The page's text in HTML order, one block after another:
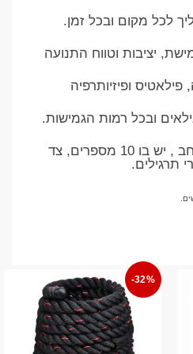
לכל מקום ובכל זמן.
יציבות וטווח התנועה
ופיזיותרפיה
ובכל רמות הגמישות.
108 סמ אורך , 40 ממ רוחב , יש בו 10 מספרים, צד
תרגילים.
-32%